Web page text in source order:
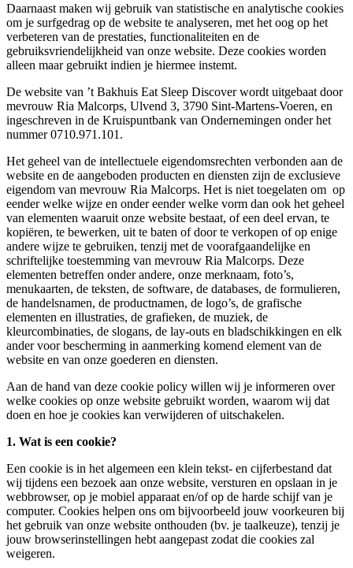
Daarnaast maken wij gebruik van statistische en analytische cookies
om je surfgedrag op de website te analyseren, met het oog op het
verbeteren van de prestaties, functionaliteiten en de
gebruiksvriendelijkheid van onze website. Deze cookies worden
alleen maar gebruikt indien je hiermee instemt.
De website van ’t Bakhuis Eat Sleep Discover wordt uitgebaat door
mevrouw Ria Malcorps, Ulvend 3, 3790 Sint-Martens-Voeren, en
ingeschreven in de Kruispuntbank van Ondernemingen onder het
nummer 0710.971.101.
Het geheel van de intellectuele eigendomsrechten verbonden aan de
website en de aangeboden producten en diensten zijn de exclusieve
eigendom van mevrouw Ria Malcorps. Het is niet toegelaten om op
eender welke wijze en onder eender welke vorm dan ook het geheel
van elementen waaruit onze website bestaat, of een deel ervan, te
kopiëren, te bewerken, uit te baten of door te verkopen of op enige
andere wijze te gebruiken, tenzij met de voorafgaandelijke en
schriftelijke toestemming van mevrouw Ria Malcorps. Deze
elementen betreffen onder andere, onze merknaam, foto’s,
menukaarten, de teksten, de software, de databases, de formulieren,
de handelsnamen, de productnamen, de logo’s, de grafische
elementen en illustraties, de grafieken, de muziek, de
kleurcombinaties, de slogans, de lay-outs en bladschikkingen en elk
ander voor bescherming in aanmerking komend element van de
website en van onze goederen en diensten.
Aan de hand van deze cookie policy willen wij je informeren over
welke cookies op onze website gebruikt worden, waarom wij dat
doen en hoe je cookies kan verwijderen of uitschakelen.
1. Wat is een cookie?
Een cookie is in het algemeen een klein tekst- en cijferbestand dat
wij tijdens een bezoek aan onze website, versturen en opslaan in je
webbrowser, op je mobiel apparaat en/of op de harde schijf van je
computer. Cookies helpen ons om bijvoorbeeld jouw voorkeuren bij
het gebruik van onze website onthouden (bv. je taalkeuze), tenzij je
jouw browserinstellingen hebt aangepast zodat die cookies zal
weigeren.